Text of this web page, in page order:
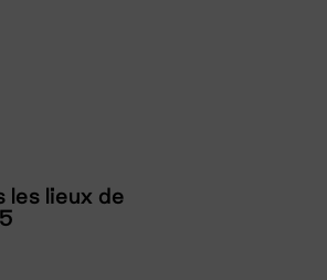
les lieux de